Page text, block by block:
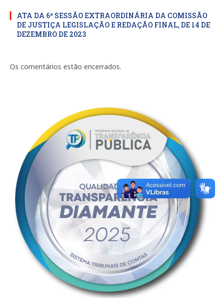
ATA DA 6ª SESSÃO EXTRAORDINÁRIA DA COMISSÃO
DE JUSTIÇA LEGISLAÇÃO E REDAÇÃO FINAL, DE 14 DE
DEZEMBRO DE 2023
Os comentários estão encerrados.